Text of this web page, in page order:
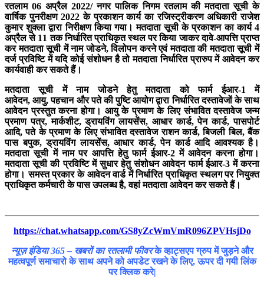
रतलाम 06 अप्रैल 2022/ नगर पालिक निगम रतलाम की मतदाता सूची के
वार्षिक पुनरीक्षण 2022 के प्रकाशन कार्य का रजिस्ट्रीकरण अधिकारी राजेश
कुमार शुक्ला द्वारा निरीक्षण किया गया। मतदाता सूची के प्रकाशन का कार्य 4
अप्रैल से 11 तक निर्धारित प्राधिकृत स्थल पर किया जाकर दावे-आपत्ति प्राप्त
कर मतदाता सूची में नाम जोडने, विलोपन करने एवं मतदाता की मतदाता सूची में
दर्ज प्रविष्टि में यदि कोई संशोधन है तो मतदाता निर्धारित प्रारुप में आवेदन कर
कार्यवाही कर सकते हैं।
मतदाता सूची में नाम जोडने हेतु मतदाता को फार्म ईआर-1 में
आवेदन, आयु, पहचान और पते की पुष्टि आयोग द्वारा निर्धारित दस्तावेजों के साथ
आवेदन प्रस्तुत करना होगा। आयु के प्रमाण के लिए संभावित दस्तावेज जन्म
प्रमाण पत्र, मार्कशीट, ड्रायविंग लायसेंस, आधार कार्ड, पेन कार्ड, पासपोर्ट
आदि, पते के प्रमाण के लिए संभावित दस्तावेज राशन कार्ड, बिजली बिल, बैंक
पास बपुक, ड्रायविंग लायसेंस, आधार कार्ड, पेन कार्ड आदि आवश्यक है।
मतदाता सूची में नाम पर आपत्ति हेतु फार्म ईआर-2 में आवेदन करना होगा।
मतदाता सूची की प्रविष्टि में सुधार हेतु संशोधन आवेदन फार्म ईआर-3 में करना
होगा। समस्त प्रकार के आवेदन वार्ड में निर्धारित प्राधिकृत स्थलग पर नियुक्त
प्राधिकृत कर्मचारी के पास उपलब्ध है, वहां मतदाता आवेदन कर सकते हैं।
https://chat.whatsapp.com/GS8yZcWmVmR096ZPVHsjDo
न्यूज़ इंडिया 365 – खबरों का रतलामी फीवरके व्हाट्सएप ग्रुप में जुड़ने और
महत्वपूर्ण समाचारो के साथ अपने को अपडेट रखने के लिए, ऊपर दी गयी लिंक
पर क्लिक करे|